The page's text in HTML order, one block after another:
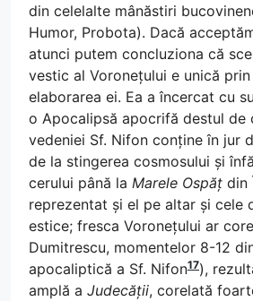
din celelalte mânăstiri
Humor, Probota). Dacă
atunci putem concluziona că
vestic al Voronețului e unică prin
elaborarea ei. Ea a încercat cu
o Apocalipsă apocrifă destul de
vedeniei Sf. Nifon conține în jur
de la stingerea cosmosului și
cerului până la Marele Ospăț din
reprezentat și el pe altar și cele
estice; fresca Voronețului ar
Dumitrescu, momentelor 8-12
apocaliptică a Sf. Nifon17),
amplă a Judecății, corelată